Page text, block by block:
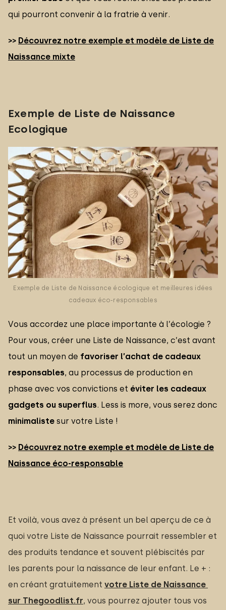
qui pourront convenir à la fratrie à venir.
>> Découvrez notre exemple et modèle de Liste de
Naissance mixte
Exemple de Liste de Naissance
Ecologique
Exemple de Liste de Naissance écologique et meilleures idées
cadeaux éco-responsables
Vous accordez une place importante à l’écologie ?
Pour vous, créer une Liste de Naissance, c’est avant
tout un moyen de favoriser l’achat de cadeaux
responsables, au processus de production en
phase avec vos convictions et éviter les cadeaux
gadgets ou superflus. Less is more, vous serez donc
minimaliste sur votre Liste !
>> Découvrez notre exemple et modèle de Liste de
Naissance éco-responsable
Et voilà, vous avez à présent un bel aperçu de ce à
quoi votre Liste de Naissance pourrait ressembler et
des produits tendance et souvent plébiscités par
les parents pour la naissance de leur enfant. Le + :
en créant gratuitement votre Liste de Naissance
sur Thegoodlist.fr, vous pourrez ajouter tous vos